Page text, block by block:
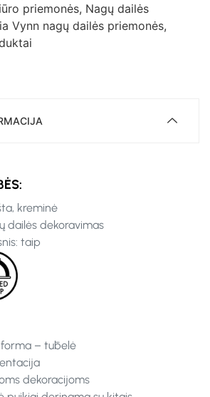
priemonės, Nagų dailės
Vynn nagų dailės priemonės,
kreminė
dailės dekoravimas
taip
– tūbelė
dekoracijoms